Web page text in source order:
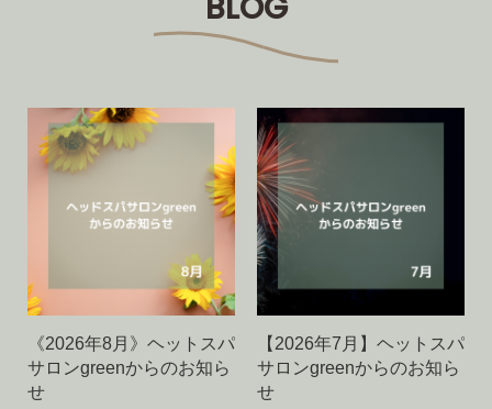
《2026年8月》ヘットスパ
サロンgreenからのお知ら
せ
【2026年7月】ヘットスパ
サロンgreenからのお知ら
せ